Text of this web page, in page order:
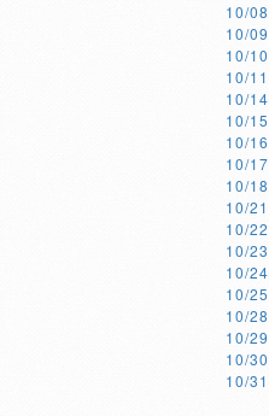
10/08
10/09
10/10
10/11
10/14
10/15
10/16
10/17
10/18
10/21
10/22
10/23
10/24
10/25
10/28
10/29
10/30
10/31